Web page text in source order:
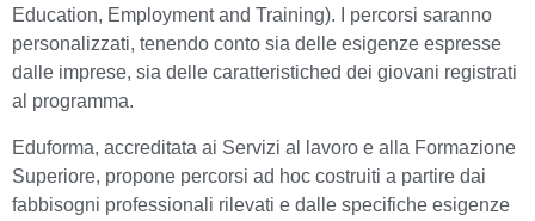
Education, Employment and Training). I percorsi saranno
personalizzati, tenendo conto sia delle esigenze espresse
dalle imprese, sia delle caratteristiched dei giovani registrati
al programma.
Eduforma, accreditata ai Servizi al lavoro e alla Formazione
Superiore, propone percorsi ad hoc costruiti a partire dai
fabbisogni professionali rilevati e dalle specifiche esigenze